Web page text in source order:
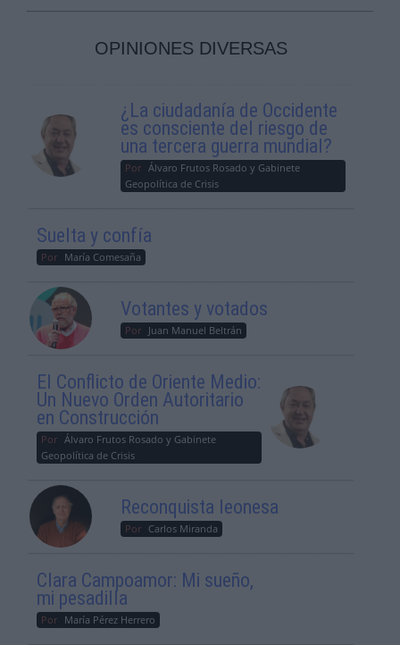
OPINIONES DIVERSAS
¿La ciudadanía de Occidente
es consciente del riesgo de
una tercera guerra mundial?
Por Álvaro Frutos Rosado y Gabinete
Geopolítica de Crisis
Suelta y confía
Por María Comesaña
Votantes y votados
Por Juan Manuel Beltrán
El Conflicto de Oriente Medio:
Un Nuevo Orden Autoritario
en Construcción
Por Álvaro Frutos Rosado y Gabinete
Geopolítica de Crisis
Reconquista leonesa
Por Carlos Miranda
Clara Campoamor: Mi sueño,
mi pesadilla
Por María Pérez Herrero